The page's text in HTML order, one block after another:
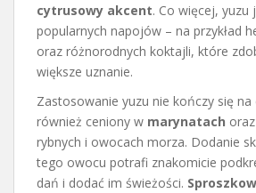
cytrusowy akcent. Co więcej, yuzu
popularnych napojów – na przykład
oraz różnorodnych koktajli, które
większe uznanie.
Zastosowanie yuzu nie kończy się
również ceniony w marynatach
rybnych i owocach morza. Dodanie
tego owocu potrafi znakomicie
dań i dodać im świeżości.